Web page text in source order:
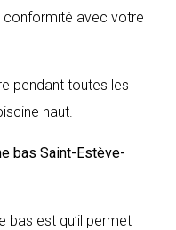
conformité avec votre
pendant toutes les
haut.
bas Saint-Estève-
bas est qu’il permet